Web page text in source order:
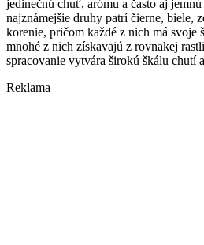
jedinečnú chuť, arómu a často aj
najznámejšie druhy patrí čierne, biele,
korenie, pričom každé z nich má svoje
mnohé z nich získavajú z rovnakej
spracovanie vytvára širokú škálu chutí
Reklama